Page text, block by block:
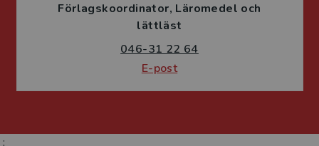
Förlagskoordinator Läromedel och
lättläst
046-31 22 64
E-post
;